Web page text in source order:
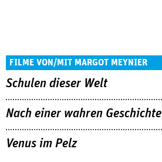
FILME VON/MIT MARGOT MEYNIER
Schulen dieser Welt
Nach einer wahren Geschichte
Venus im Pelz